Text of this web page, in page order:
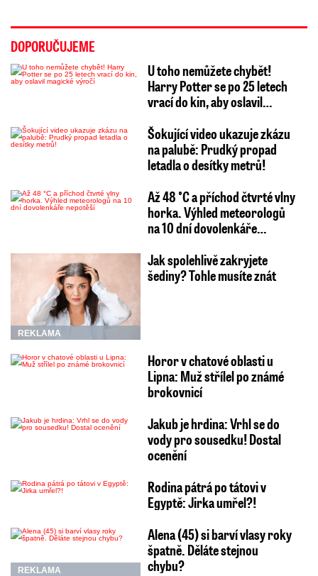
DOPORUČUJEME
U toho nemůžete chybět!
Harry Potter se po 25 letech
vrací do kin, aby oslavil…
Šokující video ukazuje zkázu
na palubě: Prudký propad
letadla o desítky metrů!
Až 48 °C a příchod čtvrté vlny
horka. Výhled meteorologů
na 10 dní dovolenkáře…
REKLAMA
Jak spolehlivě zakryjete
šediny? Tohle musíte znát
Horor v chatové oblasti u
Lipna: Muž střílel po známé
brokovnicí
Jakub je hrdina: Vrhl se do
vody pro sousedku! Dostal
ocenění
Rodina pátrá po tátovi v
Egyptě: Jirka umřel?!
REKLAMA
Alena (45) si barví vlasy roky
špatně. Děláte stejnou
chybu?